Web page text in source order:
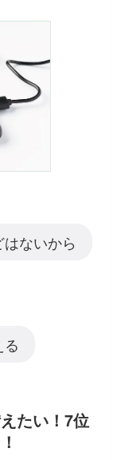
ないから
たい！7位